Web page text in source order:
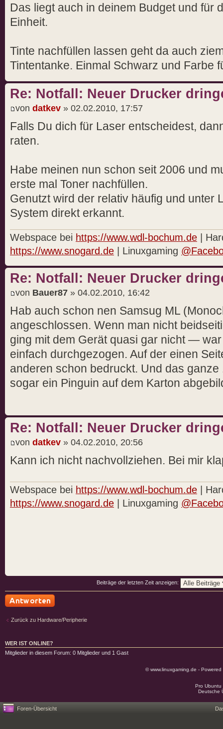
Das liegt auch in deinem Budget und für
Einheit.
Tinte nachfüllen lassen geht da auch
Tintentanke. Einmal Schwarz und Farbe
Re: Notfall: Neuer Drucker
von datkev » 02.02.2010, 17:57
Falls Du dich für Laser entscheidest,
raten.
Habe meinen nun schon seit 2006 und
erste mal Toner nachfüllen.
Genutzt wird der relativ häufig und unter
System direkt erkannt.
Webspace bei https://www.wdl-bochum.de |
https://www.snogard.de | Linuxgaming
Re: Notfall: Neuer Drucker
von Bauer87 » 04.02.2010, 16:42
Hab auch schon nen Samsug ML
angeschlossen. Wenn man nicht
ging mit dem Gerät quasi gar nicht —
einfach durchgezogen. Auf der einen
anderen schon bedruckt. Und das ganze
sogar ein Pinguin auf dem Karton
Re: Notfall: Neuer Drucker
von datkev » 04.02.2010, 20:56
Kann ich nicht nachvollziehen. Bei mir
Webspace bei https://www.wdl-bochum.de |
https://www.snogard.de | Linuxgaming
Beiträge der letzten Zeit anzeigen:
Zurück zu Hardware/Peripherie
WER IST ONLINE?
Mitglieder in diesem Forum: 0 Mitglieder und 1 Gast
© www.linuxgaming.de -
Pro
Deutsche
Foren-Übersicht